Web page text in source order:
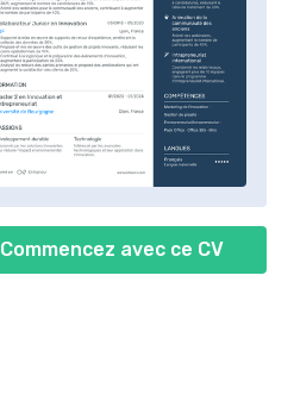
Commencez avec ce CV